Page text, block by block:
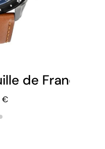
de France -
€